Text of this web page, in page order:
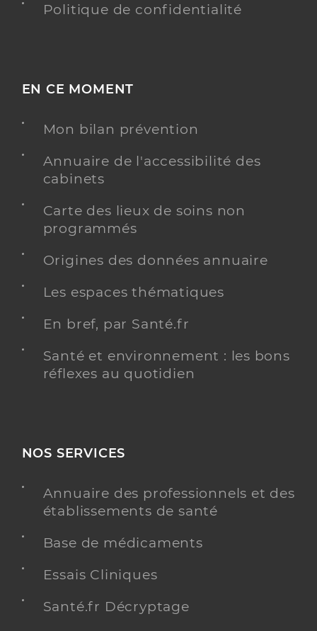
Politique de confidentialité
EN CE MOMENT
Mon bilan prévention
Annuaire de l'accessibilité des
cabinets
Carte des lieux de soins non
programmés
Origines des données annuaire
Les espaces thématiques
En bref, par Santé.fr
Santé et environnement : les bons
réflexes au quotidien
NOS SERVICES
Annuaire des professionnels et des
établissements de santé
Base de médicaments
Essais Cliniques
Santé.fr Décryptage